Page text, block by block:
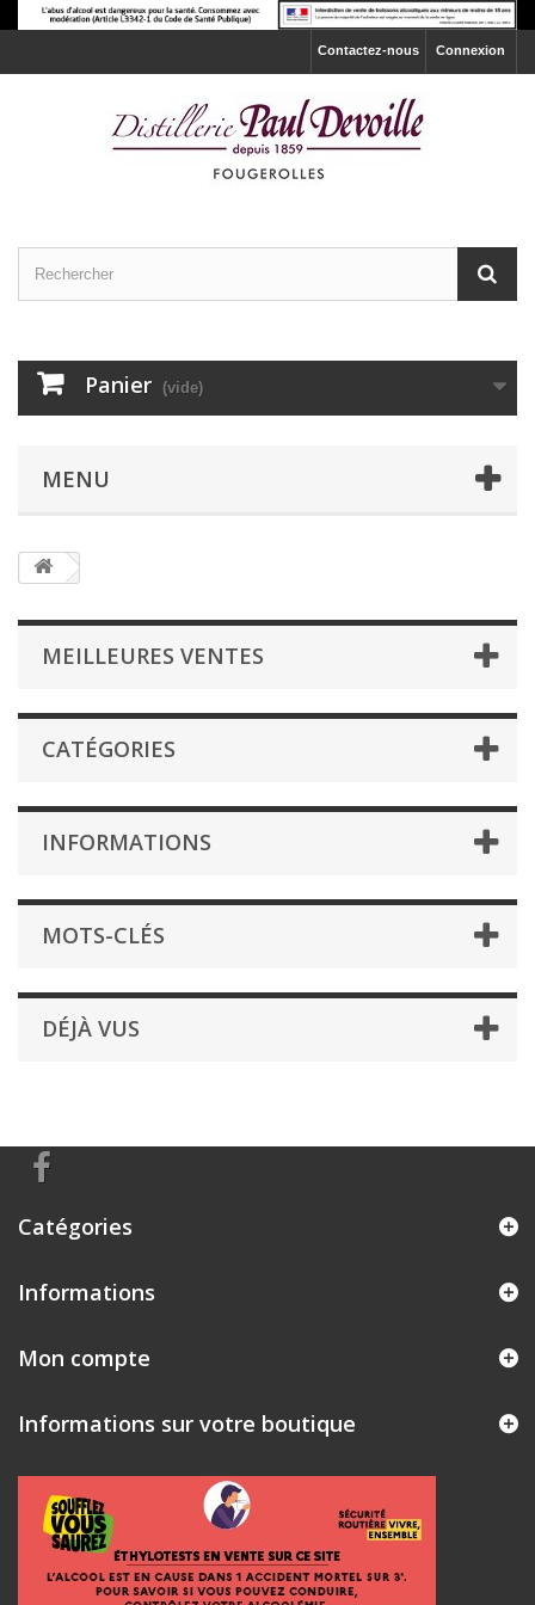
Connexion
Contactez-nous
Panier (vide)
MENU
MEILLEURES VENTES
CATÉGORIES
INFORMATIONS
MOTS-CLÉS
DÉJÀ VUS
Catégories
Informations
Mon compte
Informations sur votre boutique